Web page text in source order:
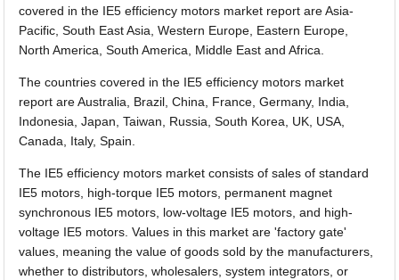
covered in the IE5 efficiency motors market report are Asia-
Pacific, South East Asia, Western Europe, Eastern Europe,
North America, South America, Middle East and Africa.
The countries covered in the IE5 efficiency motors market
report are Australia, Brazil, China, France, Germany, India,
Indonesia, Japan, Taiwan, Russia, South Korea, UK, USA,
Canada, Italy, Spain.
The IE5 efficiency motors market consists of sales of standard
IE5 motors, high-torque IE5 motors, permanent magnet
synchronous IE5 motors, low-voltage IE5 motors, and high-
voltage IE5 motors. Values in this market are 'factory gate'
values, meaning the value of goods sold by the manufacturers,
whether to distributors, wholesalers, system integrators, or